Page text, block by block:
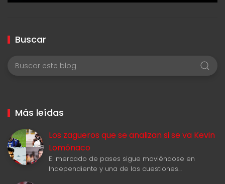
Buscar
Más leídas
Los zagueros que se analizan si se va Kevin
Lomónaco
El mercado de pases sigue moviéndose en
Independiente y una de las cuestiones…